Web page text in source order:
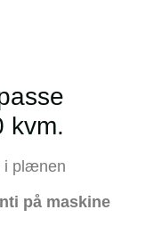
kvm.
i plænen
på maskine